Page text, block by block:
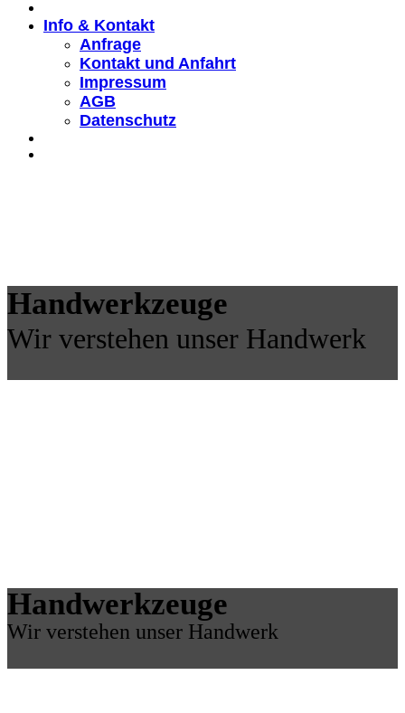
Info & Kontakt
Anfrage
Kontakt und Anfahrt
Impressum
AGB
Datenschutz
Handwerkzeuge
Wir verstehen unser Handwerk
Handwerkzeuge
Wir verstehen unser Handwerk